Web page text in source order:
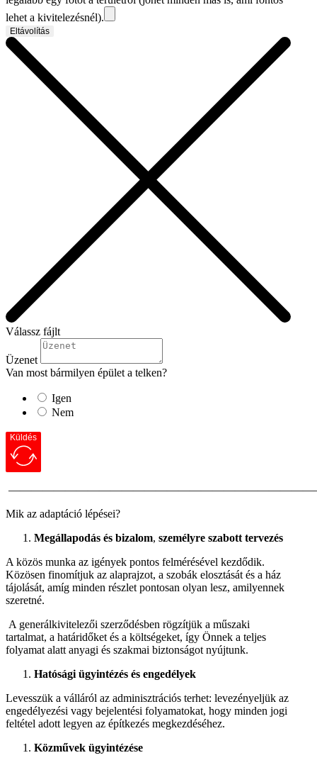
lehet a kivitelezésnél).
Eltávolítás
Válassz fájlt
Üzenet
Van most bármilyen épület a telken?
Igen
Nem
Küldés
Mik az adaptáció lépései?
Megállapodás és bizalom, személyre szabott tervezés
A közös munka az igények pontos felmérésével kezdődik.
Közösen finomítjuk az alaprajzot, a szobák elosztását és a ház
tájolását, amíg minden részlet pontosan olyan lesz, amilyennek
szeretné.
A generálkivitelezői szerződésben rögzítjük a műszaki
tartalmat, a határidőket és a költségeket, így Önnek a teljes
folyamat alatt anyagi és szakmai biztonságot nyújtunk.
Hatósági ügyintézés és engedélyek
Levesszük a válláról az adminisztrációs terhet: levezényeljük az
engedélyezési vagy bejelentési folyamatokat, hogy minden jogi
feltétel adott legyen az építkezés megkezdéséhez.
Közművek ügyintézése